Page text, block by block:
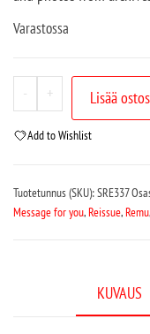
Varastossa
- + Lisää
Add to Wishlist
Tuotetunnus (SKU):SRE337
Message for you,Reissue,Remu,
KUVAUS